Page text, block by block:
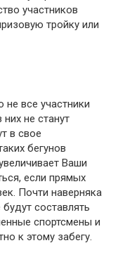
участников
тройку или
не все участники
не станут
в свое
бегунов
Ваши
если прямых
Почти наверняка
составлять
спортсмены и
к этому забегу.